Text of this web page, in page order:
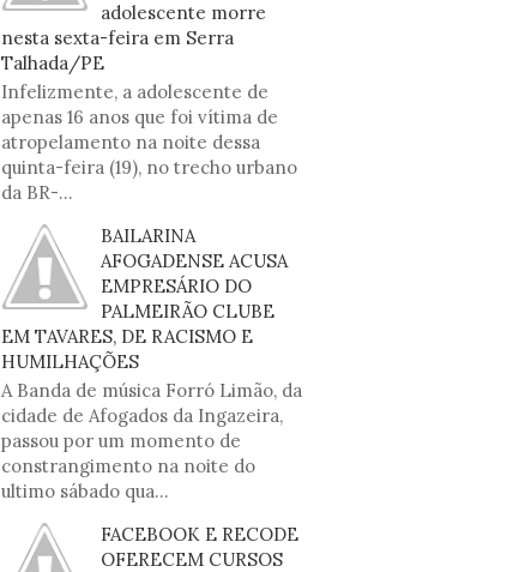
adolescente morre
nesta sexta-feira em Serra
Talhada/PE
Infelizmente, a adolescente de
apenas 16 anos que foi vítima de
atropelamento na noite dessa
quinta-feira (19), no trecho urbano
da BR-...
BAILARINA
AFOGADENSE ACUSA
EMPRESÁRIO DO
PALMEIRÃO CLUBE
EM TAVARES, DE RACISMO E
HUMILHAÇÕES
A Banda de música Forró Limão, da
cidade de Afogados da Ingazeira,
passou por um momento de
constrangimento na noite do
ultimo sábado qua...
FACEBOOK E RECODE
OFERECEM CURSOS